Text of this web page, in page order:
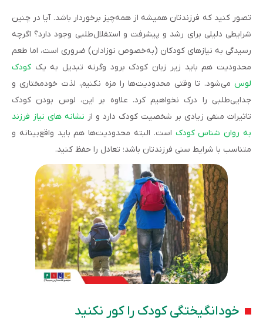
تصور کنید که فرزندتان همیشه از همه‌چیز برخوردار باشد. آیا در چنین
شرایطی دلیلی برای رشد و پیشرفت و استقلال‌طلبی وجود دارد؟ اگرچه
رسیدگی به نیاز‌های کودکان (به‌خصوص نوزادان) ضروری است، اما طعم
محدودیت هم باید زیر زبان کودک برود وگرنه تبدیل به یک کودک
لوس می‌شود. تا وقتی محدودیت‌ها را مزه نکنیم، لذت خودمختاری و
جدایی‌طلبی را درک نخواهیم کرد. علاوه بر این، لوس بودن کودک
تاثیرات منفی زیادی بر شخصیت کودک دارد و از نشانه های نیاز فرزند
به روان شناس کودک است. البته محدودیت‌ها هم باید واقع‌بینانه و
متناسب با شرایط سنی فرزندتان باشد؛ تعادل را حفظ کنید.
خودانگیختگی کودک را کور نکنید